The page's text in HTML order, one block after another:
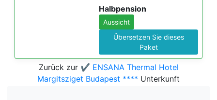
Halbpension
Aussicht
Übersetzen Sie dieses
Paket
Zurück zur ✔️ ENSANA Thermal Hotel
Margitsziget Budapest **** Unterkunft